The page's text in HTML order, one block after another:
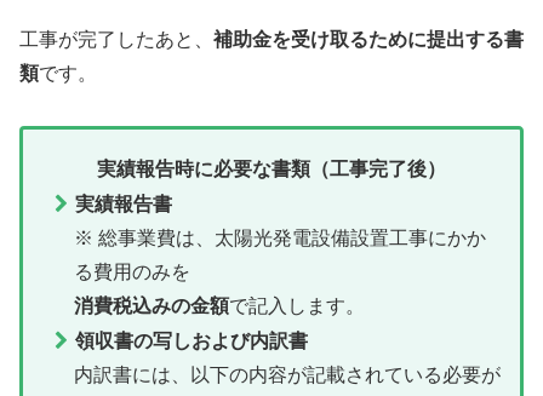
工事が完了したあと、 補助金を受け取るために提出する書
類です。
実績報告時に必要な書類（工事完了後）
実績報告書
※ 総事業費は、太陽光発電設備設置工事にかか
る費用のみを
消費税込みの金額で記入します。
領収書の写しおよび内訳書
内訳書には、以下の内容が記載されている必要が